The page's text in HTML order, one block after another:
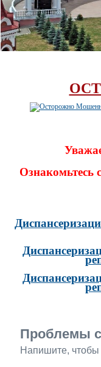
Ознакомьтесь
Проблемы
Напишите,